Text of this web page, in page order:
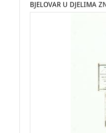
BJELOVAR U DJELIMA